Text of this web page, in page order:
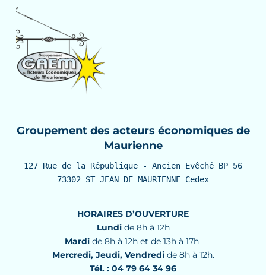
Groupement des acteurs économiques de
Maurienne
127 Rue de la République - Ancien Evêché BP 56
73302 ST JEAN DE MAURIENNE Cedex
HORAIRES D’OUVERTURE
Lundide 8h à 12h
Mardi de 8h à 12h et de 13h à 17h
Mercredi, Jeudi, Vendredide 8h à 12h.
Tél. : 04 79 64 34 96